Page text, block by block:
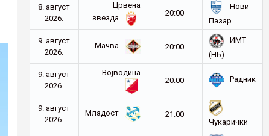
8. август
2026.
Црвена
звезда
20:00
Нови
Пазар
9. август
2026.
Мачва 20:00
ИМТ
(НБ)
9. август
2026.
Војводина
20:00
Радник
9. август
2026.
Младост
21:00
Чукарички